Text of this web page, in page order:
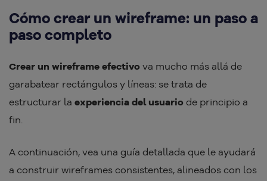
Cómo crear un wireframe: un paso a
paso completo
Crear un wireframe efectivo va mucho más allá de
garabatear rectángulos y líneas: se trata de
estructurar la experiencia del usuario de principio a
fin.
A continuación, vea una guía detallada que le ayudará
a construir wireframes consistentes, alineados con los